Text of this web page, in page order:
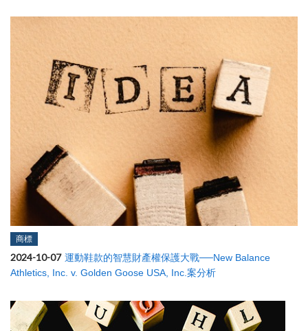
商標
2024-10-07 運動鞋款的智慧財產權保護大戰──New Balance
Athletics, Inc. v. Golden Goose USA, Inc.案分析